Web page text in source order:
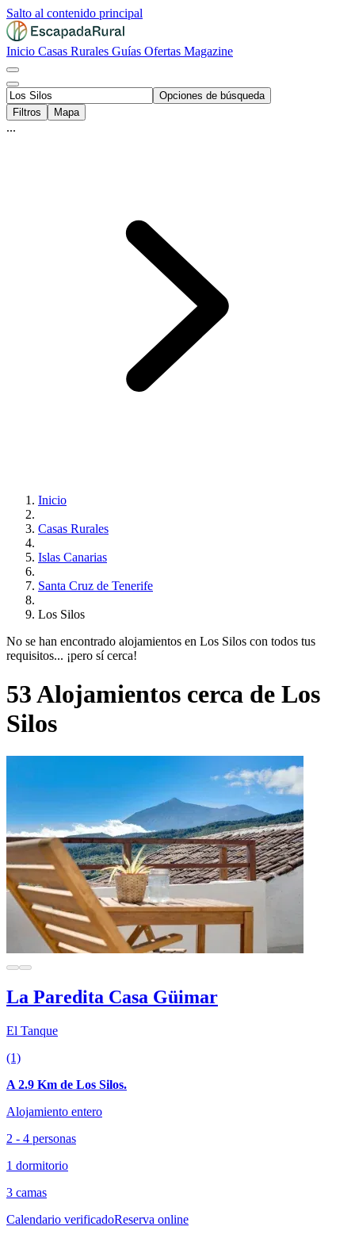
Salto al contenido principal
Inicio Casas Rurales Guías Ofertas Magazine
Opciones de búsqueda
Filtros
Mapa
...
Inicio
Casas Rurales
Islas Canarias
Santa Cruz de Tenerife
Los Silos
No se han encontrado alojamientos en Los Silos con todos tus
requisitos... ¡pero sí cerca!
53 Alojamientos cerca de Los
Silos
La Paredita Casa Güimar
El Tanque
(1)
A 2.9 Km de Los Silos.
Alojamiento entero
2 - 4 personas
1 dormitorio
3 camas
Calendario verificadoReserva online